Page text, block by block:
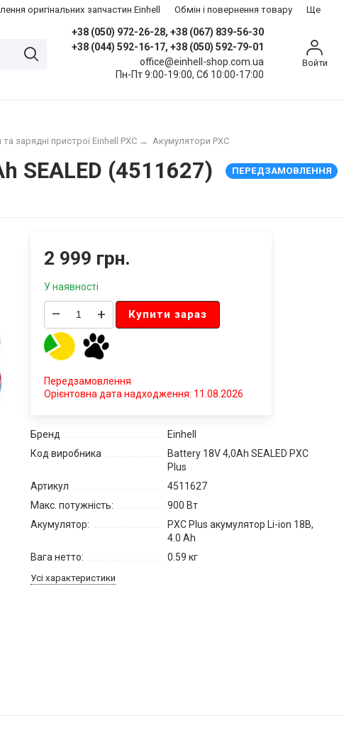
оригінальних запчастин Einhell ​Обмін і повернення товару Ще
+38 (050) 972-26-28, +38 (067) 839-56-30
+38 (044) 592-16-17, +38 (050) 592-79-01
office@einhell-shop.com.ua
Пн-Пт 9:00-19:00, Сб 10:00-17:00
Войти
Акумулятори PXC
зарядні пристрої Einhell PXC →
SEALED (4511627) ПЕРЕДЗАМОВЛЕННЯ
2 999 грн.
У наявності
– + Купити зараз
Передзамовлення
Орієнтовна дата надходження: 11.08.2026
Бренд
Einhell
Код виробника
Battery 18V 4,0Ah SEALED PXC
Plus
Артикул
4511627
Макс. потужність:
900 Вт
Акумулятор:
PXC Plus акумулятор Li-ion 18В,
4.0 Ah
Вага нетто:
0.59 кг
Усі характеристики